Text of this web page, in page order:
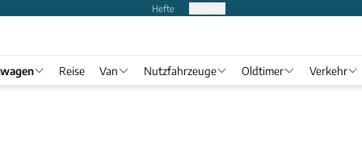
Hefte
Reise Van Nutzfahrzeuge Oldtimer Verkehr